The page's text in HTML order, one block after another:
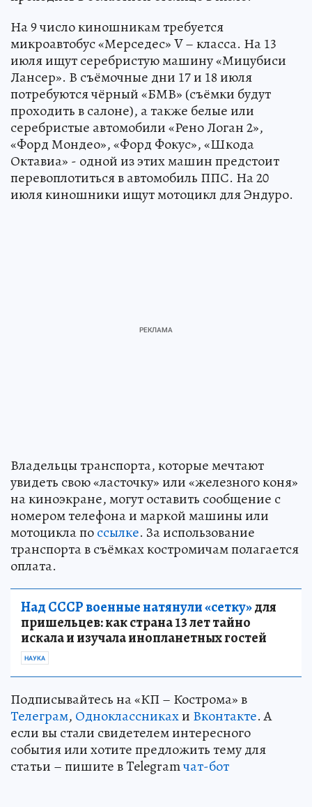
На 9 число киношникам требуется
микроавтобус «Мерседес» V – класса. На 13
июля ищут серебристую машину «Мицубиси
Лансер». В съёмочные дни 17 и 18 июля
потребуются чёрный «БМВ» (съёмки будут
проходить в салоне), а также белые или
серебристые автомобили «Рено Логан 2»,
«Форд Мондео», «Форд Фокус», «Шкода
Октавиа» - одной из этих машин предстоит
перевоплотиться в автомобиль ППС. На 20
июля киношники ищут мотоцикл для Эндуро.
Владельцы транспорта, которые мечтают
увидеть свою «ласточку» или «железного коня»
на киноэкране, могут оставить сообщение с
номером телефона и маркой машины или
мотоцикла поссылке. За использование
транспорта в съёмках костромичам полагается
оплата.
Над СССР военные натянули «сетку»для
пришельцев: как страна 13 лет тайно
искала и изучала инопланетных гостей
НАУКА
Подписывайтесь на «КП – Кострома» в
Телеграм, Одноклассникахи Вконтакте. А
если вы стали свидетелем интересного
события или хотите предложить тему для
статьи – пишите в Telegramчат-бот